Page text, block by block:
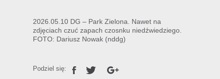
2026.05.10 DG – Park Zielona. Nawet na
zdjęciach czuć zapach czosnku niedźwiedziego.
FOTO: Dariusz Nowak (nddg)
Podziel się: